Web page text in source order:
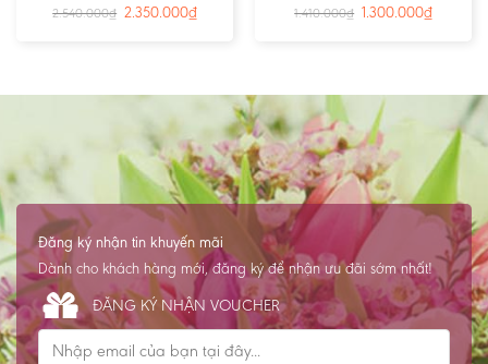
2.540.000₫ 2.350.000₫ 1.410.000₫ 1.300.000₫
Đăng ký nhận tin khuyến mãi
Dành cho khách hàng mới, đăng ký để nhận ưu đãi sớm nhất!
ĐĂNG KÝ NHẬN VOUCHER